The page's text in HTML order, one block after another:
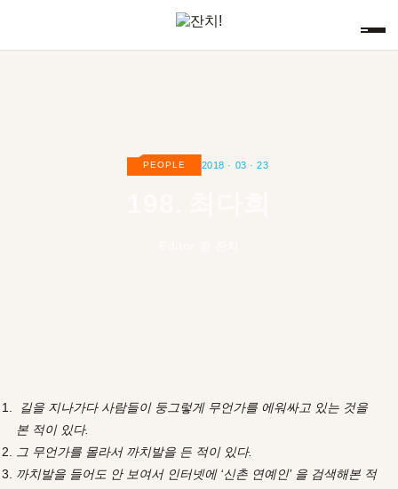
PEOPLE 2018 · 03 · 23
길을 지나가다 사람들이 둥그렇게 무언가를 에워싸고 있는 것을
본 적이 있다.
그 무언가를 몰라서 까치발을 든 적이 있다.
까치발을 들어도 안 보여서 인터넷에 ‘신촌 연예인’ 을 검색해본 적